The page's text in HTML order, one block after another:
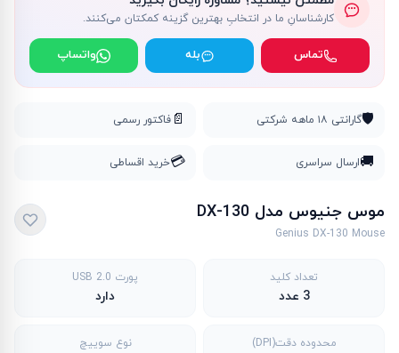
کارشناسانِ ما در انتخابِ بهترین گزینه کمکتان می‌کنند.
تماس بله واتساپ
🛡️گارانتی ۱۸ ماهه شرکتی 📄 فاکتور رسمی
🚚ارسال سراسری 💳خرید اقساطی
موس جنیوس مدل DX-130
Genius DX-130 Mouse
تعداد کلید
3 عدد
پورت USB 2.0
دارد
محدوده دقت(DPI) نوع سوییچ